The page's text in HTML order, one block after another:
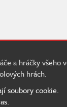
a hráčky všeho
hrách.
soubory cookie.